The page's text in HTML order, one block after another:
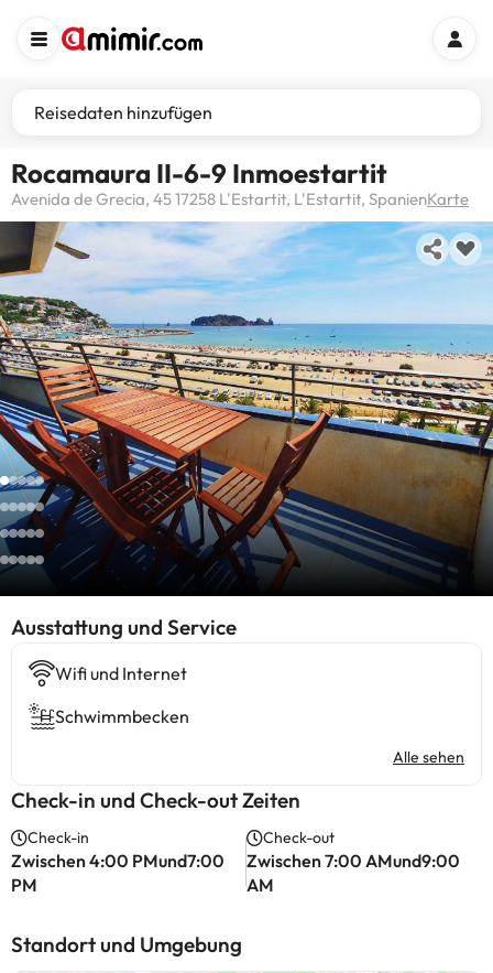
Reisedaten hinzufügen
Rocamaura II-6-9 Inmoestartit
Avenida de Grecia, 45 17258 L'Estartit, L'Estartit, SpanienKarte
​Ausstattung und Service
Wifi und Internet
Schwimmbecken
Alle sehen
Check-in und Check-out Zeiten
Check-in
Zwischen 4:00 PMund7:00
PM
Check-out
Zwischen 7:00 AMund9:00
AM
Standort und Umgebung